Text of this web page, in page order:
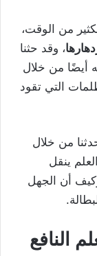
من الوقت،
، وقد حثنا
أيضًا من خلال
التي تقود
من خلال
ينقل
أن الجهل
النافع